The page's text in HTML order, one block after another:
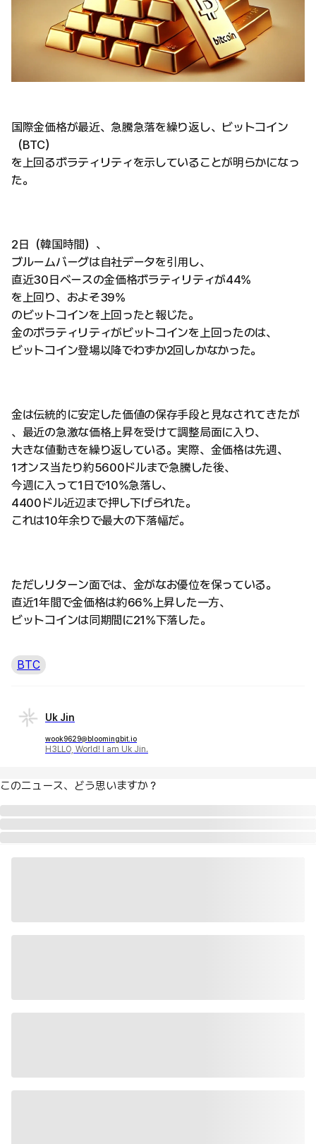
国際金価格が最近、急騰急落を繰り返し、ビットコイン
（BTC）
を上回るボラティリティを示していることが明らかになっ
た。
2日（韓国時間）、
ブルームバーグは自社データを引用し、
直近30日ベースの金価格ボラティリティが44%
を上回り、およそ39%
のビットコインを上回ったと報じた。
金のボラティリティがビットコインを上回ったのは、
ビットコイン登場以降でわずか2回しかなかった。
金は伝統的に安定した価値の保存手段と見なされてきたが
、最近の急激な価格上昇を受けて調整局面に入り、
大きな値動きを繰り返している。実際、金価格は先週、
1オンス当たり約5600ドルまで急騰した後、
今週に入って1日で10%急落し、
4400ドル近辺まで押し下げられた。
これは10年余りで最大の下落幅だ。
ただしリターン面では、金がなお優位を保っている。
直近1年間で金価格は約66%上昇した一方、
ビットコインは同期間に21%下落した。
BTC
Uk Jin
wook9629@bloomingbit.io
H3LLO, World! I am Uk Jin.
このニュース、どう思いますか？